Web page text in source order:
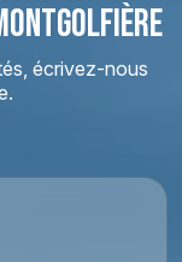
écrivez-nous